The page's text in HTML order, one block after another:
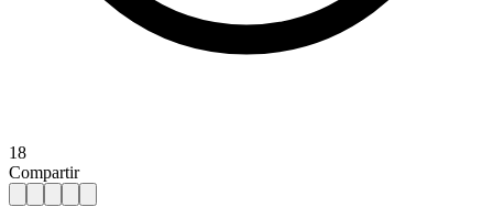
18
Compartir